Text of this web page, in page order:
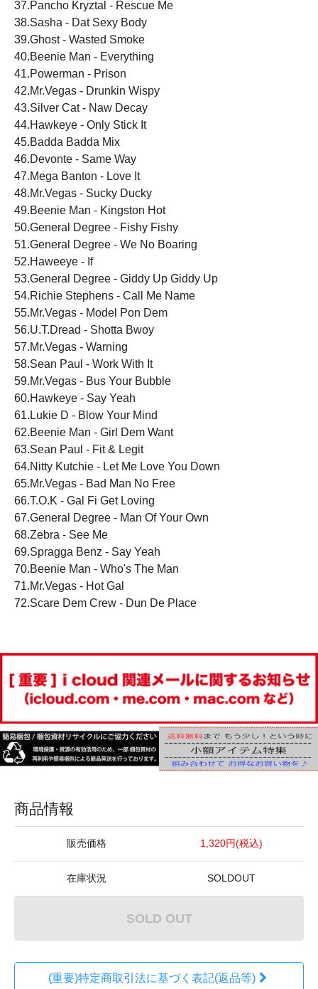
37.Pancho Kryztal - Rescue Me
38.Sasha - Dat Sexy Body
39.Ghost - Wasted Smoke
40.Beenie Man - Everything
41.Powerman - Prison
42.Mr.Vegas - Drunkin Wispy
43.Silver Cat - Naw Decay
44.Hawkeye - Only Stick It
45.Badda Badda Mix
46.Devonte - Same Way
47.Mega Banton - Love It
48.Mr.Vegas - Sucky Ducky
49.Beenie Man - Kingston Hot
50.General Degree - Fishy Fishy
51.General Degree - We No Boaring
52.Haweeye - If
53.General Degree - Giddy Up Giddy Up
54.Richie Stephens - Call Me Name
55.Mr.Vegas - Model Pon Dem
56.U.T.Dread - Shotta Bwoy
57.Mr.Vegas - Warning
58.Sean Paul - Work With It
59.Mr.Vegas - Bus Your Bubble
60.Hawkeye - Say Yeah
61.Lukie D - Blow Your Mind
62.Beenie Man - Girl Dem Want
63.Sean Paul - Fit & Legit
64.Nitty Kutchie - Let Me Love You Down
65.Mr.Vegas - Bad Man No Free
66.T.O.K - Gal Fi Get Loving
67.General Degree - Man Of Your Own
68.Zebra - See Me
69.Spragga Benz - Say Yeah
70.Beenie Man - Who's The Man
71.Mr.Vegas - Hot Gal
72.Scare Dem Crew - Dun De Place
商品情報
販売価格 1,320円(税込)
在庫状況 SOLDOUT
SOLD OUT
(重要)特定商取引法に基づく表記(返品等)